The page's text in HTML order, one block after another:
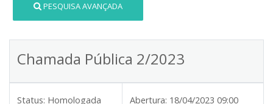
PESQUISA AVANÇADA
Chamada Pública 2/2023
Status: Homologada Abertura: 18/04/2023 09:00